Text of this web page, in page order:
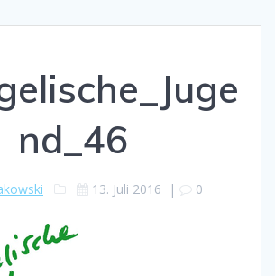
nd_46
13. Juli 2016 | 0